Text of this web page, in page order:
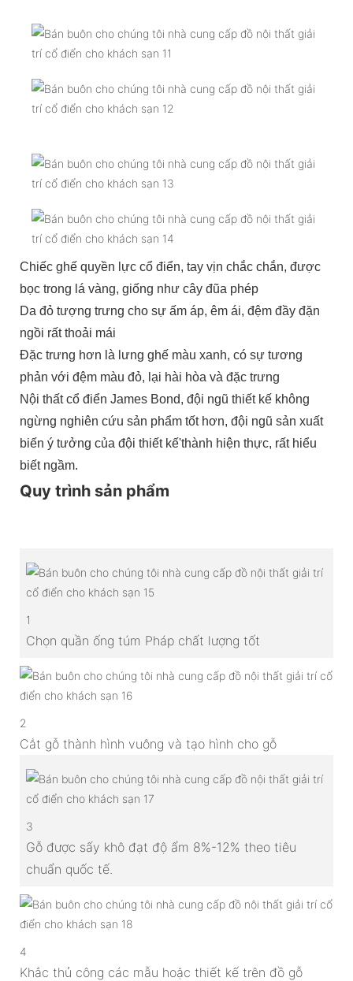
Chiếc ghế quyền lực cổ điển, tay vịn chắc chắn, được
bọc trong lá vàng, giống như cây đũa phép
Da đỏ tượng trưng cho sự ấm áp, êm ái, đệm đầy đặn
ngồi rất thoải mái
Đặc trưng hơn là lưng ghế màu xanh, có sự tương
phản với đệm màu đỏ, lại hài hòa và đặc trưng
Nội thất cổ điển James Bond, đội ngũ thiết kế không
ngừng nghiên cứu sản phẩm tốt hơn, đội ngũ sản xuất
biến ý tưởng của đội thiết kế'thành hiện thực, rất hiểu
biết ngầm.
Quy trình sản phẩm
1
Chọn quần ống túm Pháp chất lượng tốt
2
Cắt gỗ thành hình vuông và tạo hình cho gỗ
3
Gỗ được sấy khô đạt độ ẩm 8%-12% theo tiêu
chuẩn quốc tế.
4
Khắc thủ công các mẫu hoặc thiết kế trên đồ gỗ